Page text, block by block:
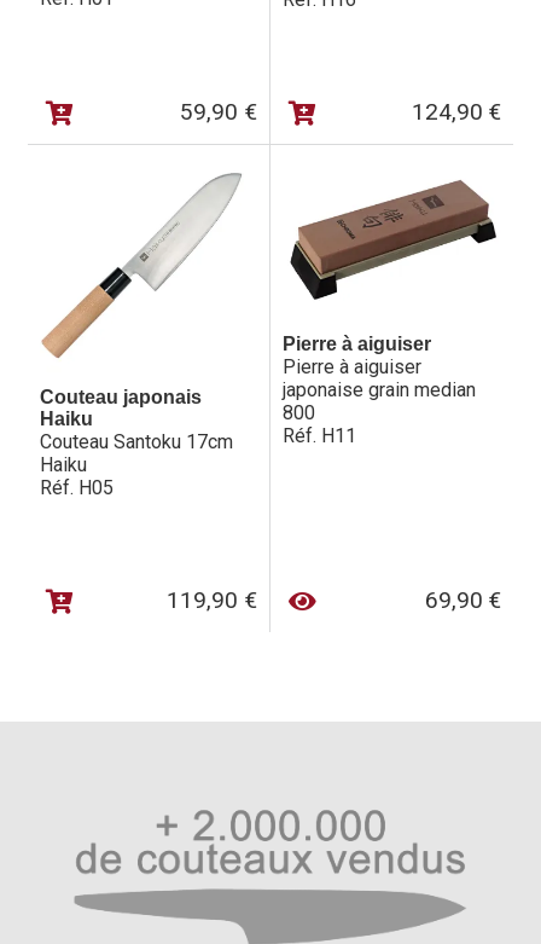
59,90 € 124,90 €
Couteau japonais
Haiku
Couteau Santoku 17cm
Haiku
Réf. H05
119,90 €
Pierre à aiguiser
Pierre à aiguiser
japonaise grain median
800
Réf. H11
69,90 €